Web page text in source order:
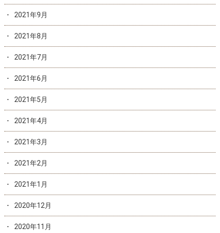
2021年9月
2021年8月
2021年7月
2021年6月
2021年5月
2021年4月
2021年3月
2021年2月
2021年1月
2020年12月
2020年11月